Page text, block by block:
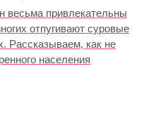
весьма привлекательны
отпугивают суровые
Рассказываем, как не
населения